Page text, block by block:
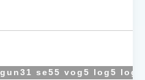
se55 vog5 log5